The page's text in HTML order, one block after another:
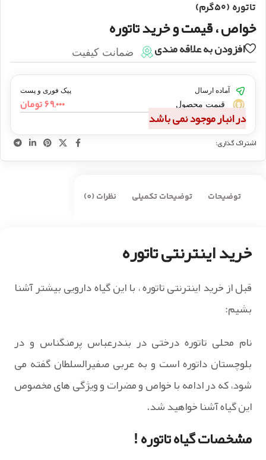
تاتوره (۵۰گرم)
خواص ، قیمت و خرید تاتوره
افزودن به علاقه مندی ضمانت کیفیت
آماده ارسال پیک فوری و پست
قیمت محصول ۶۹,۰۰۰تومان
در انبار موجود نمی باشد
اشتراک گذاری:
توضیحات توضیحات تکمیلی نظرات (0)
خرید اینترنتی تاتوره
قبل از خرید اینترنتی تاتوره ، با این گیاه دارویی بیشتر آشنا
بشیم:
نام محلی تاتوره درختی در بندرعباس پرمنگناس و در
بلوچستان داتوره است و به عربی صفیرالسلطان گفته می
شود، که در ادامه با خواص و مضرات و ویژگی های مخصوص
این گیاه آشنا خواهید شد.
مشخصات گیاه تاتوره !